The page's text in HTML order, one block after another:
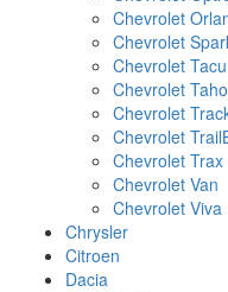
Chevrolet
Chevrolet
Chevrolet
Chevrolet
Chevrolet
Chevrolet
Chevrolet Trax
Chevrolet Van
Chevrolet Viva
Chrysler
Citroen
Dacia